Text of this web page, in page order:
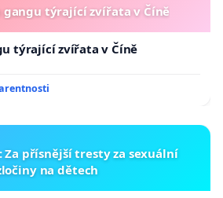
gangu týrající zvířata v Číně
týrající zvířata v Číně
Za přísnější tresty za sexuální
na dětech